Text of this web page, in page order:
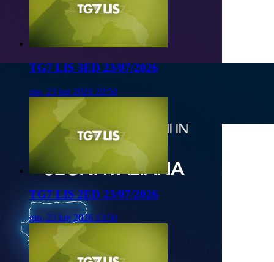
TG7 LIS 3ED 23/07/2026
gio, 23 lug 2026 20:50
TG7 LIS 2ED 23/07/2026
gio, 23 lug 2026 13:50